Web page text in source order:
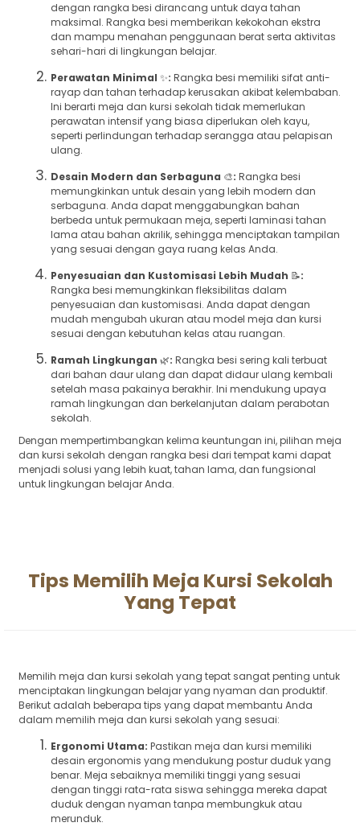
dengan rangka besi dirancang untuk daya tahan
maksimal. Rangka besi memberikan kekokohan ekstra
dan mampu menahan penggunaan berat serta aktivitas
sehari-hari di lingkungan belajar.
Perawatan Minimal ✨: Rangka besi memiliki sifat anti-
rayap dan tahan terhadap kerusakan akibat kelembaban.
Ini berarti meja dan kursi sekolah tidak memerlukan
perawatan intensif yang biasa diperlukan oleh kayu,
seperti perlindungan terhadap serangga atau pelapisan
ulang.
Desain Modern dan Serbaguna 🎨: Rangka besi
memungkinkan untuk desain yang lebih modern dan
serbaguna. Anda dapat menggabungkan bahan
berbeda untuk permukaan meja, seperti laminasi tahan
lama atau bahan akrilik, sehingga menciptakan tampilan
yang sesuai dengan gaya ruang kelas Anda.
Penyesuaian dan Kustomisasi Lebih Mudah 📝:
Rangka besi memungkinkan fleksibilitas dalam
penyesuaian dan kustomisasi. Anda dapat dengan
mudah mengubah ukuran atau model meja dan kursi
sesuai dengan kebutuhan kelas atau ruangan.
Ramah Lingkungan 🌿: Rangka besi sering kali terbuat
dari bahan daur ulang dan dapat didaur ulang kembali
setelah masa pakainya berakhir. Ini mendukung upaya
ramah lingkungan dan berkelanjutan dalam perabotan
sekolah.
Dengan mempertimbangkan kelima keuntungan ini, pilihan meja
dan kursi sekolah dengan rangka besi dari tempat kami dapat
menjadi solusi yang lebih kuat, tahan lama, dan fungsional
untuk lingkungan belajar Anda.
Tips Memilih Meja Kursi Sekolah
Yang Tepat
Memilih meja dan kursi sekolah yang tepat sangat penting untuk
menciptakan lingkungan belajar yang nyaman dan produktif.
Berikut adalah beberapa tips yang dapat membantu Anda
dalam memilih meja dan kursi sekolah yang sesuai:
Ergonomi Utama: Pastikan meja dan kursi memiliki
desain ergonomis yang mendukung postur duduk yang
benar. Meja sebaiknya memiliki tinggi yang sesuai
dengan tinggi rata-rata siswa sehingga mereka dapat
duduk dengan nyaman tanpa membungkuk atau
merunduk.